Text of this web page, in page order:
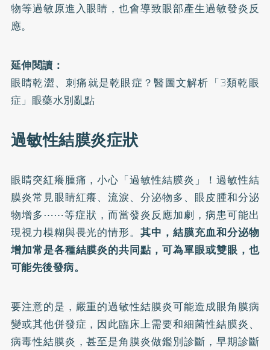
物等過敏原進入眼睛，也會導致眼部產生過敏發炎反
應。
延伸閱讀：
眼睛乾澀、刺痛就是乾眼症？醫圖文解析「3類乾眼
症」眼藥水別亂點
過敏性結膜炎症狀
眼睛突紅癢腫痛，小心「過敏性結膜炎」！ 過敏性結
膜炎常見眼睛紅癢、流淚、分泌物多、眼皮腫和分泌
物增多⋯⋯等症狀，而當發炎反應加劇，病患可能出
現視力模糊與畏光的情形。其中，結膜充血和分泌物
增加常是各種結膜炎的共同點，可為單眼或雙眼，也
可能先後發病。
要注意的是，嚴重的過敏性結膜炎可能造成眼角膜病
變或其他併發症，因此臨床上需要和細菌性結膜炎、
病毒性結膜炎，甚至是角膜炎做鑑別診斷，早期診斷